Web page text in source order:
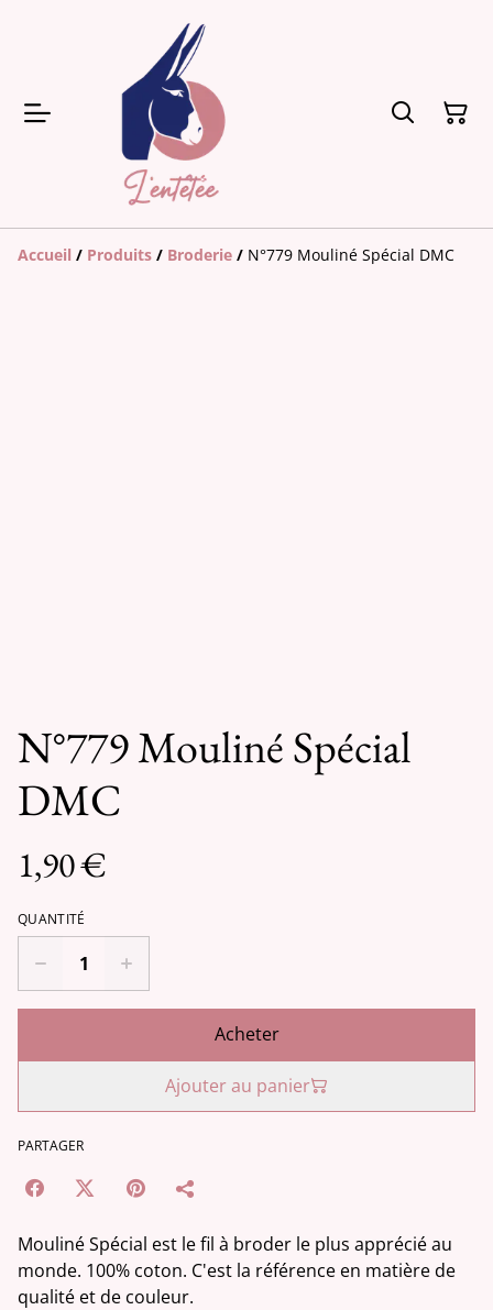
Accueil / Produits / Broderie / N°779 Mouliné Spécial DMC
N°779 Mouliné Spécial
DMC
1,90 €
QUANTITÉ
Acheter
Ajouter au panier
PARTAGER
Mouliné Spécial est le fil à broder le plus apprécié au
monde. 100% coton. C'est la référence en matière de
qualité et de couleur.